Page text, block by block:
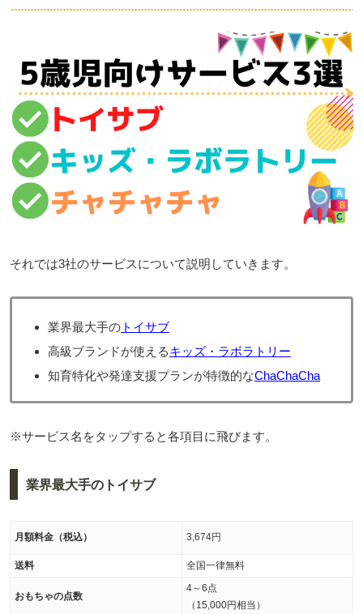
それでは3社のサービスについて説明していきます。
業界最大手の トイサブ
高級ブランドが使えるキッズ・ラボラトリー
知育特化や発達支援プランが特徴的なChaChaCha
※サービス名をタップすると各項目に飛びます。
業界最大手のトイサブ
月額料金（税込） 3,674円
送料 全国一律無料
おもちゃの点数
4～6点
（15,000円相当）